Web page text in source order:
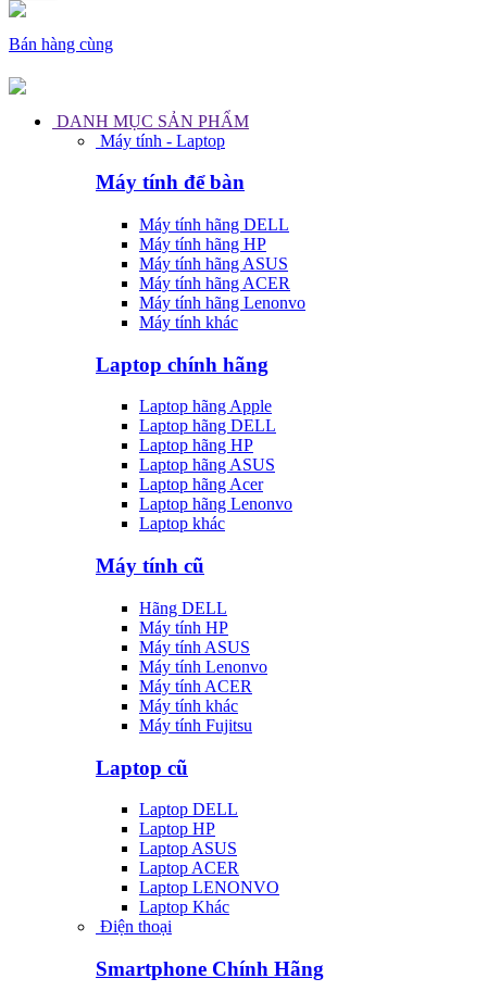
Bán hàng cùng
DANH MỤC SẢN PHẨM
Máy tính - Laptop
Máy tính để bàn
Máy tính hãng DELL
Máy tính hãng HP
Máy tính hãng ASUS
Máy tính hãng ACER
Máy tính hãng Lenonvo
Máy tính khác
Laptop chính hãng
Laptop hãng Apple
Laptop hãng DELL
Laptop hãng HP
Laptop hãng ASUS
Laptop hãng Acer
Laptop hãng Lenonvo
Laptop khác
Máy tính cũ
Hãng DELL
Máy tính HP
Máy tính ASUS
Máy tính Lenonvo
Máy tính ACER
Máy tính khác
Máy tính Fujitsu
Laptop cũ
Laptop DELL
Laptop HP
Laptop ASUS
Laptop ACER
Laptop LENONVO
Laptop Khác
Điện thoại
Smartphone Chính Hãng